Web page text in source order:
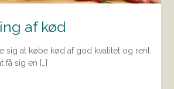
af kød
sig at købe kød af god kvalitet og rent
få sig en […]